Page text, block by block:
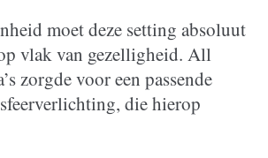
moet deze setting absoluut
vlak van gezelligheid. All
zorgde voor een passende
die hierop